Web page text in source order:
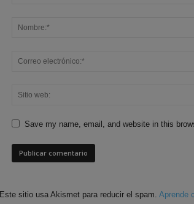
Save my name, email, and website in this
Este sitio usa Akismet para reducir el spam. Aprende